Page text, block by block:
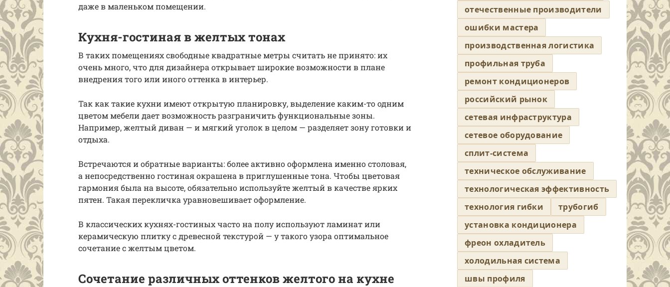
даже в маленьком помещении.
Кухня-гостиная в желтых тонах
В таких помещениях свободные квадратные метры считать не принято: их
очень много, что для дизайнера открывает широкие возможности в плане
внедрения того или иного оттенка в интерьер.
Так как такие кухни имеют открытую планировку, выделение каким-то одним
цветом мебели дает возможность разграничить функциональные зоны.
Например, желтый диван — и мягкий уголок в целом — разделяет зону готовки и
отдыха.
Встречаются и обратные варианты: более активно оформлена именно столовая,
а непосредственно гостиная окрашена в приглушенные тона. Чтобы цветовая
гармония была на высоте, обязательно используйте желтый в качестве ярких
пятен. Такая перекличка уравновешивает оформление.
В классических кухнях-гостиных часто на полу используют ламинат или
керамическую плитку с древесной текстурой — у такого узора оптимальное
сочетание с желтым цветом.
Сочетание различных оттенков желтого на кухне
отечественные производители
ошибки мастера
производственная логистика
профильная труба
ремонт кондиционеров
российский рынок
сетевая инфраструктура
сетевое оборудование
сплит-система
техническое обслуживание
технологическая эффективность
технология гибки
трубогиб
установка кондиционера
фреон охладитель
холодильная система
швы профиля